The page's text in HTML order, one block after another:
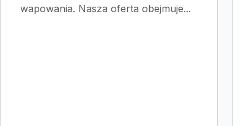
wapowania. Nasza oferta obejmuje...